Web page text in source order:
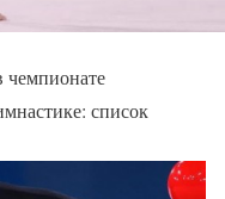
чемпионате
список